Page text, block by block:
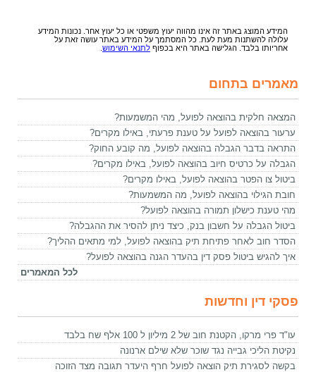
המידע המוצג באתר זה אינו מהווה יעוץ משפטי או כל יעוץ אחר. נכונות המידע
עלולה להשתנות מעת לעת. כל המסתמך על המידע באתר עושה זאת על
אחריותו בלבד. הגלישה באתר היא בכפוף לתנאי השימוש
מאמרים בתחום
המצאה חלקית בהוצאה לפועל, מהי המשמעות?
ערעור בהוצאה לפועל על טענת פרעתי, באילו מקרים?
התראה בדבר הגבלה בהוצאה לפועל, מה קובע החוק?
הגבלה על כרטיס חיוב בהוצאה לפועל, באילו מקרים?
ביטול צו הפטר בהוצאה לפועל, באילו מקרים?
חובת הגילוי בהוצאה לפועל, מה המשמעות?
מהי טענת כישלון תמורה בהוצאה לפועל?
ביטול הגבלה על חשבון בנק, כיצד ניתן להסיר את ההגבלה?
הסדר חוב לאחר פתיחת תיק בהוצאה לפועל, למי מתאים ההליך?
איך להגיש ביטול פסק דין בהעדר הגנה בהוצאה לפועל?
לכל המאמרים
פסקי דין וחדשות
עו"ד פרי מרקו, הקטנת חוב של 2 מיליון ל 100 אלף שח בלבד
נקיטת הליכי גבייה נגד שוכר שלא שילם ארנונה
בקשה לסגירת תיק הוצאה לפועל חרף היעדר תגובה מצד הזוכה